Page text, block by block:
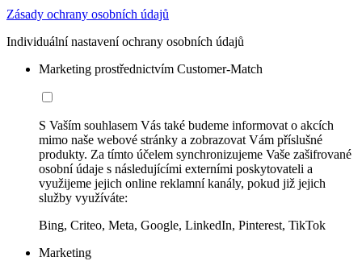
Zásady ochrany osobních údajů
Individuální nastavení ochrany osobních údajů
Marketing prostřednictvím Customer-Match
S Vaším souhlasem Vás také budeme informovat o akcích
mimo naše webové stránky a zobrazovat Vám příslušné
produkty. Za tímto účelem synchronizujeme Vaše zašifrované
osobní údaje s následujícími externími poskytovateli a
využijeme jejich online reklamní kanály, pokud již jejich
služby využíváte:
Bing, Criteo, Meta, Google, LinkedIn, Pinterest, TikTok
Marketing